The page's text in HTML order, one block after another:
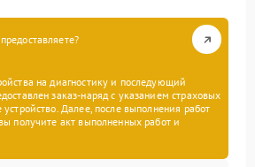
на диагностику и последующий
заказ-наряд с указанием страховых
устройство. Далее, после выполнения работ
получите акт выполненных работ и